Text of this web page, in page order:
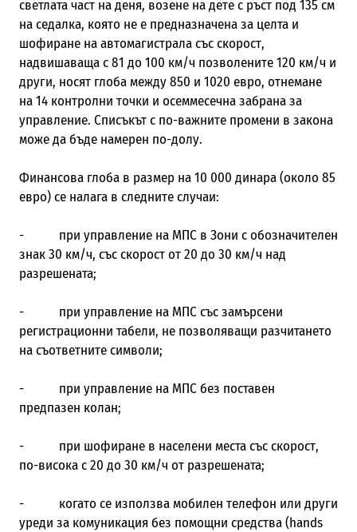
светлата част на деня, возене на дете с ръст под 135 см
на седалка, която не е предназначена за целта и
шофиране на автомагистрала със скорост,
надвишаваща с 81 до 100 км/ч позволените 120 км/ч и
други, носят глоба между 850 и 1020 евро, отнемане
на 14 контролни точки и осеммесечна забрана за
управление. Списъкът с по-важните промени в закона
може да бъде намерен по-долу.
Финансова глоба в размер на 10 000 динара (около 85
евро) се налага в следните случаи:
- при управление на МПС в Зони с обозначителен
знак 30 км/ч, със скорост от 20 до 30 км/ч над
разрешената;
- при управление на МПС със замърсени
регистрационни табели, не позволяващи разчитането
на съответните символи;
- при управление на МПС без поставен
предпазен колан;
- при шофиране в населени места със скорост,
по-висока с 20 до 30 км/ч от разрешената;
- когато се използва мобилен телефон или други
уреди за комуникация без помощни средства (hands